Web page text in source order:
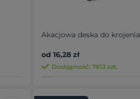
Akacjowa deska do krojenia
od 16,28 zł
Dostępność: 7813 szt.